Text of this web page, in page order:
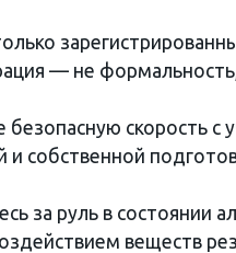
— не
безопасную скорость с
и собственной
за руль в состоянии
веществ